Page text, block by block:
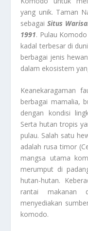
yang unik. Taman
sebagaiSitus
1991. Pulau
kadal terbesar di
berbagai jenis
dalam ekosistem
Keanekaragaman
berbagai mamalia,
dengan kondisi
Serta hutan tropis
pulau. Salah satu
adalah rusa timor
mangsa utama
merumput di
hutan-hutan.
rantai makanan
menyediakan
komodo.